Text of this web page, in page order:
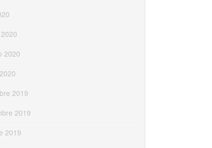
2020
2019
2019
2019